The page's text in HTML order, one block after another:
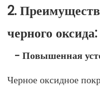
2.
черного оксида:
- Повышенная
Черное оксидное